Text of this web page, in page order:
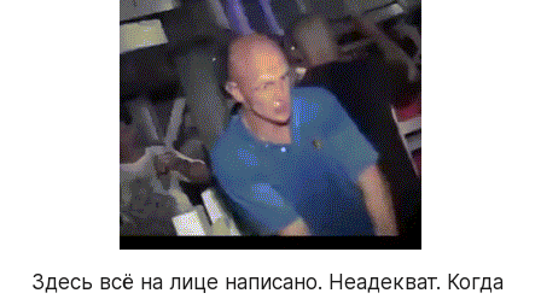
Здесь всё на лице написано. Неадекват. Когда